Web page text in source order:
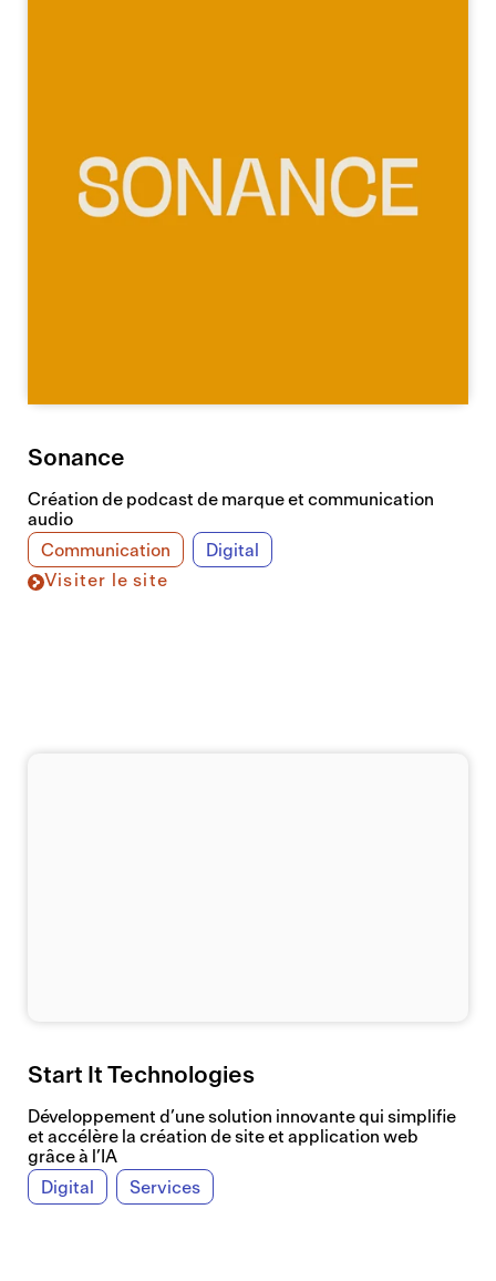
Sonance
Création de podcast de marque et communication
audio
Communication
Digital
Visiter le site
Start It Technologies
Développement d’une solution innovante qui simplifie
et accélère la création de site et application web
grâce à l’IA
Digital
Services